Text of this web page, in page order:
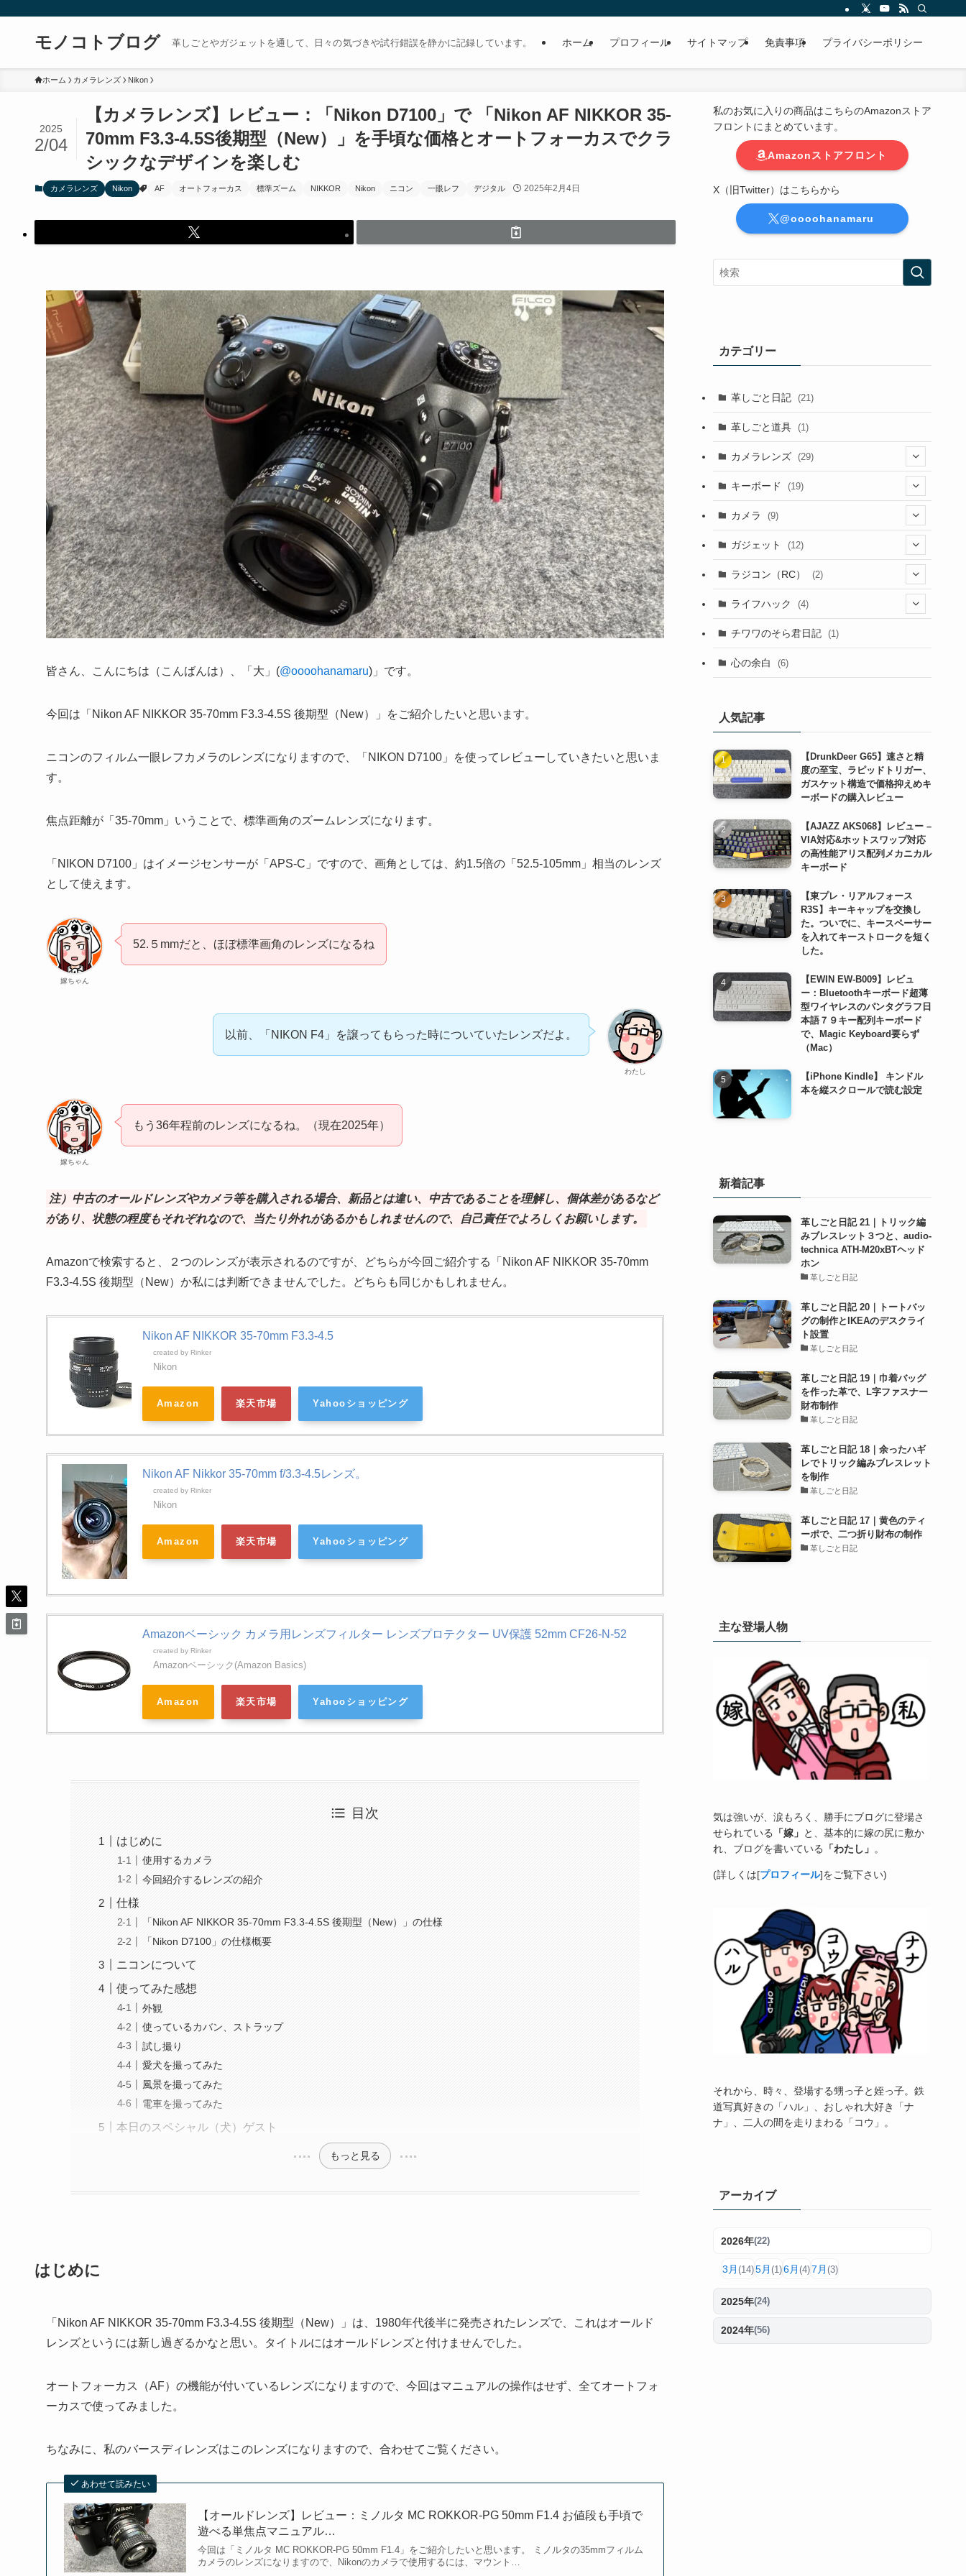
モノコトブログ 革しごとやガジェットを通して、日々の気づきや試行錯誤を静かに記録しています。 ホーム プロフィール サイトマップ 免責事項 プライバシーポリシー
ホーム カメラレンズ Nikon
【カメラレンズ】レビュー：「Nikon D7100」で 「Nikon AF NIKKOR 35-
70mm F3.3-4.5S後期型（New）」を手頃な価格とオートフォーカスでクラ
シックなデザインを楽しむ
2025
2/04
カメラレンズ Nikon AF オートフォーカス 標準ズーム NIKKOR Nikon ニコン 一眼レフ デジタル 2025年2月4日
皆さん、こんにちは（こんばんは）、「大」(@oooohanamaru)」です。
今回は「Nikon AF NIKKOR 35-70mm F3.3-4.5S 後期型（New）」をご紹介したいと思います。
ニコンのフィルム一眼レフカメラのレンズになりますので、「NIKON D7100」を使ってレビューしていきたいと思いま
す。
焦点距離が「35-70mm」いうことで、標準画角のズームレンズになります。
「NIKON D7100」はイメージセンサーが「APS-C」ですので、画角としては、約1.5倍の「52.5-105mm」相当のレンズ
として使えます。
嫁ちゃん
52.５mmだと、ほぼ標準画角のレンズになるね
わたし
以前、「NIKON F4」を譲ってもらった時についていたレンズだよ。
嫁ちゃん
もう36年程前のレンズになるね。（現在2025年）
注）中古のオールドレンズやカメラ等を購入される場合、新品とは違い、中古であることを理解し、個体差があるなど
があり、状態の程度もそれぞれなので、当たり外れがあるかもしれませんので、自己責任でよろしくお願いします。
Amazonで検索すると、２つのレンズが表示されるのですが、どちらが今回ご紹介する「Nikon AF NIKKOR 35-70mm
F3.3-4.5S 後期型（New）か私には判断できませんでした。どちらも同じかもしれません。
Nikon AF NIKKOR 35-70mm F3.3-4.5
created by Rinker
Nikon
Amazon 楽天市場 Yahooショッピング
Nikon AF Nikkor 35-70mm f/3.3-4.5レンズ。
created by Rinker
Nikon
Amazon 楽天市場 Yahooショッピング
Amazonベーシック カメラ用レンズフィルター レンズプロテクター UV保護 52mm CF26-N-52
created by Rinker
Amazonベーシック(Amazon Basics)
Amazon 楽天市場 Yahooショッピング
目次
はじめに
使用するカメラ
今回紹介するレンズの紹介
仕様
「Nikon AF NIKKOR 35-70mm F3.3-4.5S 後期型（New）」の仕様
「Nikon D7100」の仕様概要
ニコンについて
使ってみた感想
外観
使っているカバン、ストラップ
試し撮り
愛犬を撮ってみた
風景を撮ってみた
電車を撮ってみた
本日のスペシャル（犬）ゲスト
もっと見る
はじめに
「Nikon AF NIKKOR 35-70mm F3.3-4.5S 後期型（New）」は、1980年代後半に発売されたレンズで、これはオールド
レンズというには新し過ぎるかなと思い。タイトルにはオールドレンズと付けませんでした。
オートフォーカス（AF）の機能が付いているレンズになりますので、今回はマニュアルの操作はせず、全てオートフォ
ーカスで使ってみました。
ちなみに、私のバースディレンズはこのレンズになりますので、合わせてご覧ください。
あわせて読みたい
【オールドレンズ】レビュー：ミノルタ MC ROKKOR-PG 50mm F1.4 お値段も手頃で
遊べる単焦点マニュアル…
今回は「ミノルタ MC ROKKOR-PG 50mm F1.4」をご紹介したいと思います。 ミノルタの35mmフィルム
カメラのレンズになりますので、Nikonのカメラで使用するには、マウント…
私のお気に入りの商品はこちらのAmazonストア
フロントにまとめています。
Amazonストアフロント
X（旧Twitter）はこちらから
@oooohanamaru
カテゴリー
革しごと日記 (21)
革しごと道具 (1)
カメラレンズ (29)
(8)
(3)
(1)
(1)
(2)
(1)
キーボード (19)
(1)
(3)
(3)
(1)
(1)
(1)
(1)
カメラ (9)
(7)
(2)
ガジェット (12)
(1)
ラジコン（RC） (2)
ライフハック (4)
(2)
(2)
チワワのそら君日記 (1)
心の余白 (6)
人気記事
【DrunkDeer G65】速さと精
度の至宝、ラピッドトリガー、
ガスケット構造で価格抑えめキ
ーボードの購入レビュー
【AJAZZ AKS068】レビュー –
VIA対応&ホットスワップ対応
の高性能アリス配列メカニカル
キーボード
【東プレ・リアルフォース
R3S】キーキャップを交換し
た。ついでに、キースペーサー
を入れてキーストロークを短く
した。
【EWIN EW-B009】レビュ
ー：Bluetoothキーボード超薄
型ワイヤレスのパンタグラフ日
本語７９キー配列キーボード
で、Magic Keyboard要らず
（Mac）
【iPhone Kindle】 キンドル
本を縦スクロールで読む設定
新着記事
革しごと日記 21｜トリック編
みブレスレット３つと、audio-
technica ATH-M20xBTヘッド
ホン
革しごと日記
革しごと日記 20｜トートバッ
グの制作とIKEAのデスクライ
ト設置
革しごと日記
革しごと日記 19｜巾着バッグ
を作った革で、L字ファスナー
財布制作
革しごと日記
革しごと日記 18｜余ったハギ
レでトリック編みブレスレット
を制作
革しごと日記
革しごと日記 17｜黄色のティ
ーポで、二つ折り財布の制作
革しごと日記
主な登場人物
気は強いが、涙もろく、勝手にブログに登場さ
せられている
「嫁」 と、基本的に嫁の尻に敷か
れ、ブログを書いている
「わたし」 。
(詳しくは[プロフィール]をご覧下さい)
それから、時々、登場する甥っ子と姪っ子。鉄
道写真好きの「ハル」、おしゃれ大好き「ナ
ナ」、二人の間を走りまわる「コウ」。
アーカイブ
2026年(22)
3月 (14)5月 (1)6月 (4)7月 (3)
2025年(24)
2024年(56)